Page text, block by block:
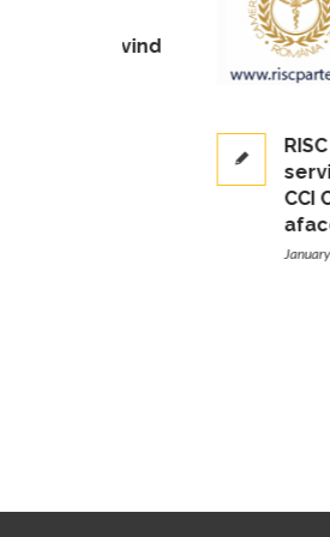
RISC
serviciu
CCI Cluj
January 08, 2016